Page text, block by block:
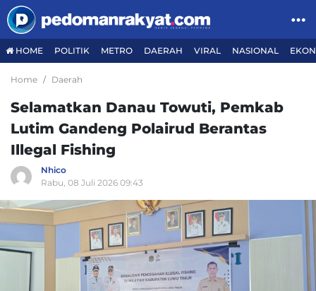
HOME POLITIK METRO DAERAH VIRAL NASIONAL
Home Daerah
Selamatkan Danau Towuti, Pemkab
Lutim Gandeng Polairud Berantas
Illegal Fishing
Nhico
Rabu, 08 Juli 2026 09:43